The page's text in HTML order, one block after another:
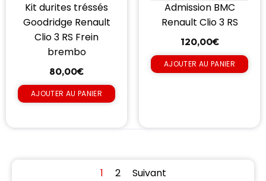
Kit durites tréssés
Goodridge Renault
Clio 3 RS Frein
brembo
80,00€
AJOUTER AU PANIER
Admission BMC
Renault Clio 3 RS
120,00€
AJOUTER AU PANIER
1 2 Suivant